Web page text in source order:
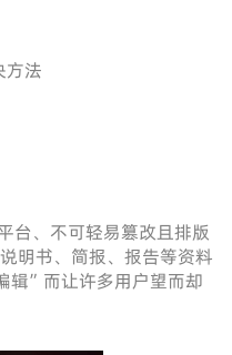
方法
台、不可轻易篡改且排版
明书、简报、报告等资料
辑”而让许多用户望而却